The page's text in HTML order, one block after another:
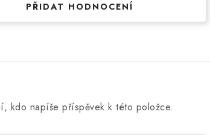
PŘIDAT HODNOCENÍ
kdo napíše příspěvek k této položce.